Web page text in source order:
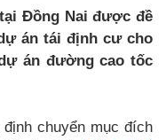
Đồng Nai được đề
án tái định cư cho
án đường cao tốc
chuyển mục đích